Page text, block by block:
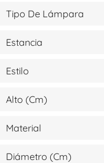
Tipo De Lámpara
Estancia
Estilo
Alto (cm)
Material
Diámetro (cm)